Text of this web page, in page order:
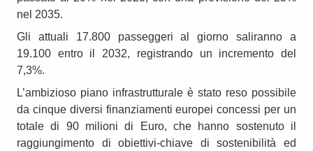
nel 2035.
Gli attuali 17.800 passeggeri al giorno saliranno a
19.100 entro il 2032, registrando un incremento del
7,3%.
L’ambizioso piano infrastrutturale è stato reso possibile
da cinque diversi finanziamenti europei concessi per un
totale di 90 milioni di Euro, che hanno sostenuto il
raggiungimento di obiettivi-chiave di sostenibilità ed